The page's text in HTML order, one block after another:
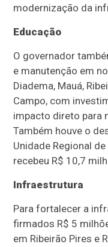
modernização da
Educação
O governador
e manutenção em
Diadema, Mauá,
Campo, com
impacto direto para
Também houve o
Unidade Regional
recebeu R$ 10,7
Infraestrutura
Para fortalecer a
firmados R$ 5
em Ribeirão Pires e